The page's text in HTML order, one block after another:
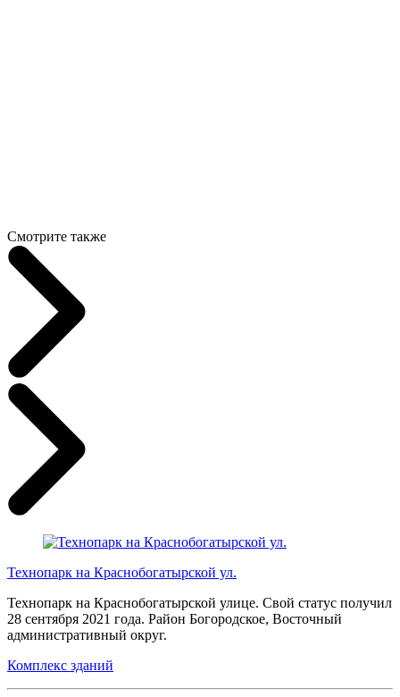
Смотрите также
Технопарк на Краснобогатырской ул.
Технопарк на Краснобогатырской улице. Свой статус получил
28 сентября 2021 года. Район Богородское, Восточный
административный округ.
Комплекс зданий